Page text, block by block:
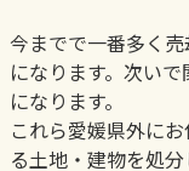
今までで一番多く
になります。次い
になります。
これら愛媛県外に
る土地・建物を処